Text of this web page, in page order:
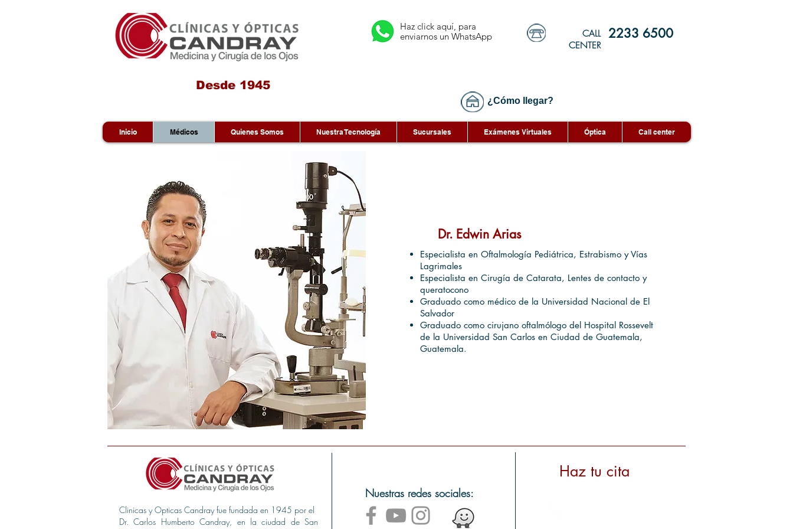
Haz click aquí, para
enviarnos un WhatsApp
CALL
CENTER
2233 6500
Desde 1945
¿Cómo llegar?
Inicio Médicos Quienes Somos Nuestra Tecnología Sucursales Exámenes Virtuales Óptica Call center
Dr. Edwin Arias
Especialista en Oftalmología Pediátrica, Estrabismo y Vías
Lagrimales
Especialista en Cirugía de Catarata, Lentes de contacto y
queratocono
Graduado como médico de la Universidad Nacional de El
Salvador
Graduado como cirujano oftalmólogo del Hospital Rossevelt
de la Universidad San Carlos en Ciudad de Guatemala,
Guatemala.
Clinicas y Opticas Candray fue fundada en 1945 por el
Dr. Carlos Humberto Candray, en la ciudad de San
Nuestras redes sociales:
Haz tu cita